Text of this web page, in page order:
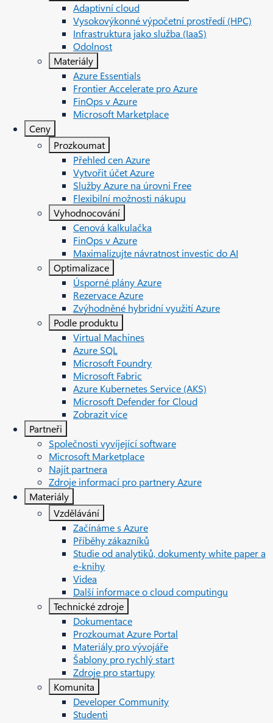
Adaptivní cloud
Vysokovýkonné výpočetní prostředí (HPC)
Infrastruktura jako služba (IaaS)
Odolnost
Materiály
Azure Essentials
Frontier Accelerate pro Azure
FinOps v Azure
Microsoft Marketplace
Ceny
Prozkoumat
Přehled cen Azure
Vytvořit účet Azure
Služby Azure na úrovni Free
Flexibilní možnosti nákupu
Vyhodnocování
Cenová kalkulačka
FinOps v Azure
Maximalizujte návratnost investic do AI
Optimalizace
Úsporné plány Azure
Rezervace Azure
Zvýhodněné hybridní využití Azure
Podle produktu
Virtual Machines
Azure SQL
Microsoft Foundry
Microsoft Fabric
Azure Kubernetes Service (AKS)
Microsoft Defender for Cloud
Zobrazit více
Partneři
Společnosti vyvíjející software
Microsoft Marketplace
Najít partnera
Zdroje informací pro partnery Azure
Materiály
Vzdělávání
Začínáme s Azure
Příběhy zákazníků
Studie od analytiků, dokumenty white paper a
e-knihy
Videa
Další informace o cloud computingu
Technické zdroje
Dokumentace
Prozkoumat Azure Portal
Materiály pro vývojáře
Šablony pro rychlý start
Zdroje pro startupy
Komunita
Developer Community
Studenti